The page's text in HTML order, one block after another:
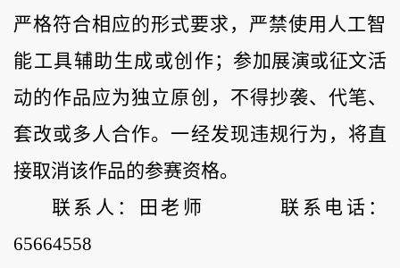
严格符合相应的形式要求， 严禁使用人工智
能工具辅助生成或创 作；参加展演或征文活
动的作品应为独立原创，不得抄袭、代笔、
套改或多人合作。一经发现违规行为，将直
接取消该作品的参赛资格。
联系人：田老师
联系电话：
65664558